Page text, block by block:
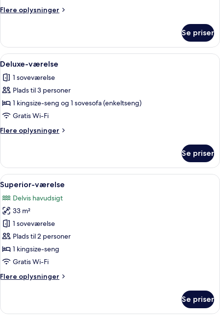
enkeltsenge
Flere oplysninger
Flere
værelse
med
2
Se priser
Indlæs
alle
billeder
af
Deluxe-
værelse
Et moderne hotelværelse med en
5
Deluxe-værelse
1 soveværelse
Plads til 3 personer
1 kingsize-seng og 1 sovesofa (enkeltseng)
Gratis Wi-Fi
Flere oplysninger
Flere
værelse
Se priser
Indlæs
alle
billeder
af
Superior-
værelse
Et hotelværelse med seng, fjernsyn
7
Superior-værelse
Delvis havudsigt
33 m²
1 soveværelse
Plads til 2 personer
1 kingsize-seng
Gratis Wi-Fi
Flere oplysninger
Flere
værelse
Se priser